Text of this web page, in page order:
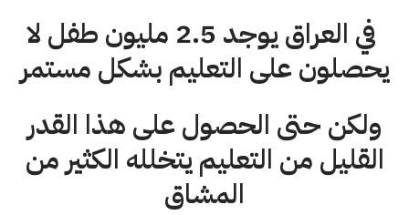
في العراق يوجد 2.5 مليون طفل لا
يحصلون على التعليم بشكل مستمر
ولكن حتى الحصول على هذا القدر
القليل من التعليم يتخلله الكثير من
المشاق